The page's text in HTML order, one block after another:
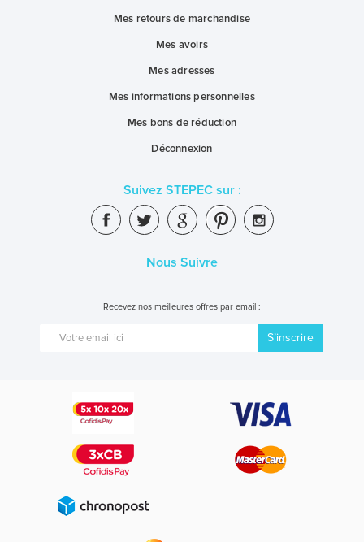
Mes retours de marchandise
Mes avoirs
Mes adresses
Mes informations personnelles
Mes bons de réduction
Déconnexion
Suivez STEPEC sur :
Nous Suivre
Recevez nos meilleures offres par email :
S’inscrire